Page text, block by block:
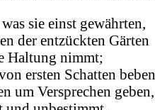
sie einst gewährten,
der entzückten Gärten
Haltung nimmt;
ersten Schatten beben
um Versprechen geben,